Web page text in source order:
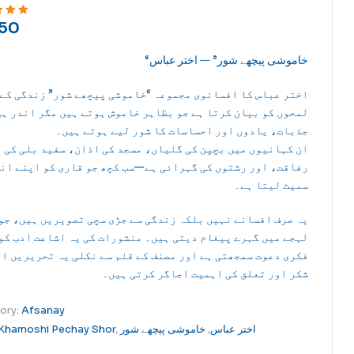
of 5
“خاموشی پیچھے شور” — اختر عباس
اختر عباس کا افسانوی مجموعہ “خاموشی پیچھے شور” زندگی
لمحوں کو بیان کرتا ہے جو بظاہر خاموش ہوتے ہیں مگر اندر
جذبات، یادوں اور احساسات کا شور لیے ہوتے ہیں۔
ان کہانیوں میں بچپن کی گلیاں، مسجد کی اذان، سفید بلی کی
رفاقت، اور رشتوں کی گہرائی ہے—سب کچھ جو قاری کو اپنے
سمیٹ لیتا ہے۔
یہ صرف افسانے نہیں بلکہ زندگی سے جڑی سچی تصویریں ہیں،
لہجے میں گہرے پیغام دیتی ہیں۔ منشورات کی یہ اشاعت ادب
فکری دعوت سمجھتی ہے اور مصنف کے قلم سے نکلی یہ تحریریں
شکر اور تعلق کی اہمیت اجاگر کرتی ہیں۔
Afsanay
Pechay Shor, اختر عباس, خاموشی پیچھے شور